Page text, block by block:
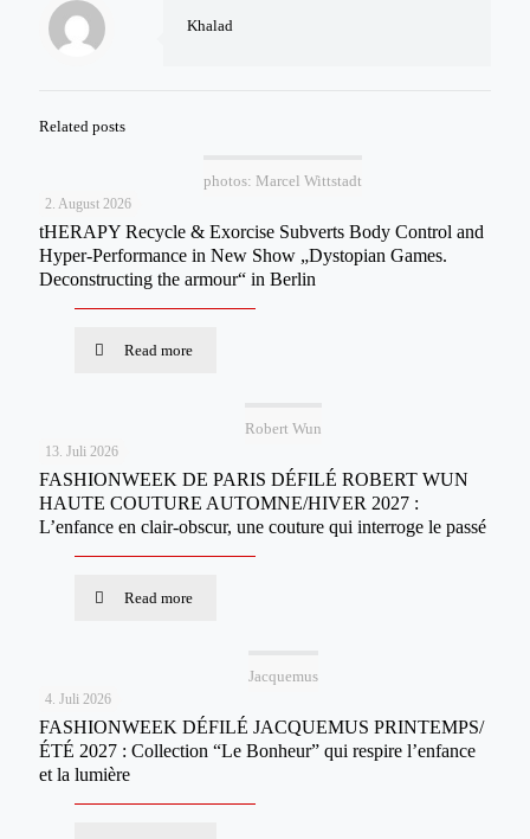
Khalad
Related posts
photos: Marcel Wittstadt
2. August 2026
tHERAPY Recycle & Exorcise Subverts Body Control and
Hyper-Performance in New Show „Dystopian Games.
Deconstructing the armour“ in Berlin
Read more
Robert Wun
13. Juli 2026
FASHIONWEEK DE PARIS DÉFILÉ ROBERT WUN
HAUTE COUTURE AUTOMNE/HIVER 2027 :
L’enfance en clair-obscur, une couture qui interroge le passé
Read more
Jacquemus
4. Juli 2026
FASHIONWEEK DÉFILÉ JACQUEMUS PRINTEMPS/
ÉTÉ 2027 : Collection “Le Bonheur” qui respire l’enfance
et la lumière